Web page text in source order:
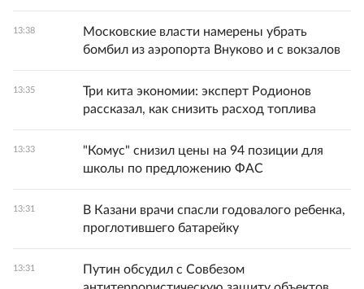
13:38
Московские власти намерены убрать
бомбил из аэропорта Внуково и с вокзалов
13:35
Три кита экономии: эксперт Родионов
рассказал, как снизить расход топлива
13:33
"Комус" снизил цены на 94 позиции для
школы по предложению ФАС
13:31
В Казани врачи спасли годовалого ребенка,
проглотившего батарейку
13:31
Путин обсудил с Совбезом